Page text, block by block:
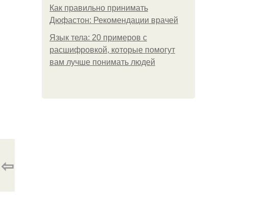
Как правильно принимать
Дюфастон: Рекомендации врачей
Язык тела: 20 примеров с
расшифровкой, которые помогут
вам лучше понимать людей
⇦